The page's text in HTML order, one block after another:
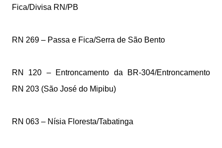
Fica/Divisa RN/PB
RN 269 – Passa e Fica/Serra de São Bento
RN 120 – Entroncamento da BR-304/Entroncamento
RN 203 (São José do Mipibu)
RN 063 – Nísia Floresta/Tabatinga